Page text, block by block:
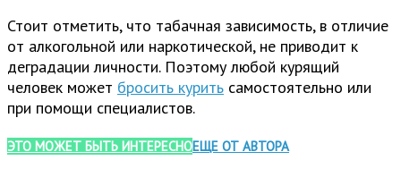
Стоит отметить, что табачная зависимость, в отличие
от алкогольной или наркотической, не приводит к
деградации личности. Поэтому любой курящий
человек может бросить курить самостоятельно или
при помощи специалистов.
ЭТО МОЖЕТ БЫТЬ ИНТЕРЕСНОЕЩЕ ОТ АВТОРА